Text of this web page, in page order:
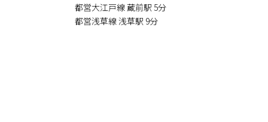
都営大江戸線 蔵前駅 5分
都営浅草線 浅草駅 9分